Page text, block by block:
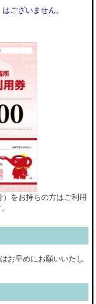
ございません。
）をお持ちの方はご利用
お早めにお願いいたし